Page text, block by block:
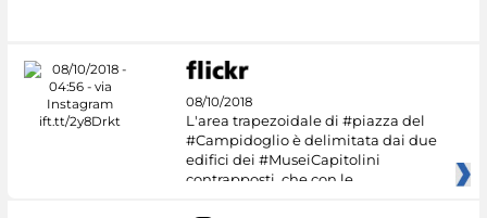
08/10/2018
L'area trapezoidale di #piazza del
#Campidoglio è delimitata dai due
edifici dei #MuseiCapitolini
contrapposti, che con le